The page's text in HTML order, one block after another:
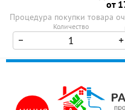
от
Количество
Процедура покупки товара